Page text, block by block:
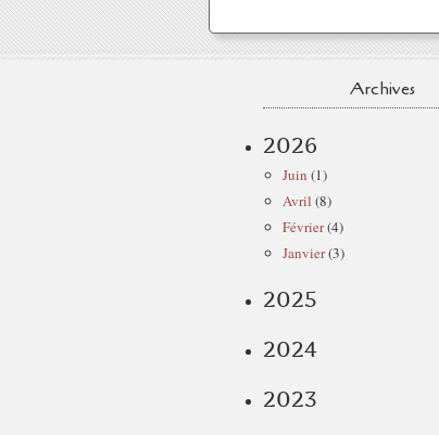
Archives
2026
Juin (1)
Avril (8)
Février(4)
Janvier(3)
2025
2024
2023